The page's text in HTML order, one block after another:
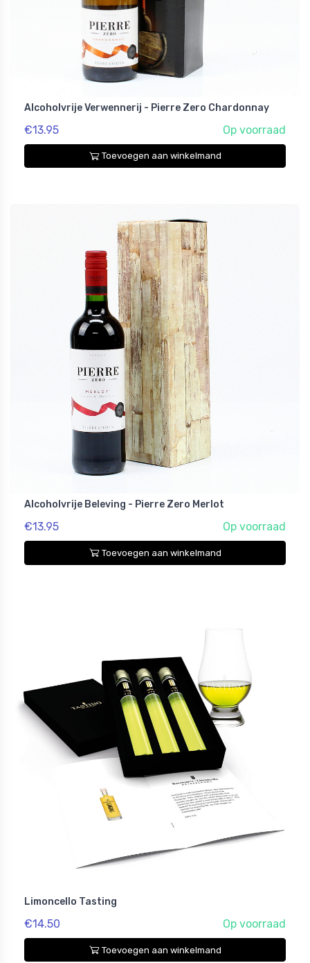
Alcoholvrije Verwennerij - Pierre Zero Chardonnay
€13.95 Op voorraad
Toevoegen aan winkelmand
Alcoholvrije Beleving - Pierre Zero Merlot
€13.95 Op voorraad
Toevoegen aan winkelmand
Limoncello Tasting
€14.50 Op voorraad
Toevoegen aan winkelmand